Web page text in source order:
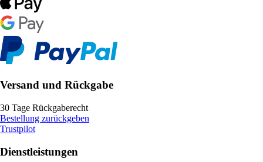
Versand und Rückgabe
30 Tage Rückgaberecht
Bestellung zurückgeben
Trustpilot
Dienstleistungen